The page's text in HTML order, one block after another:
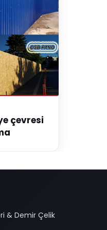
çevresi
& Demir Çelik